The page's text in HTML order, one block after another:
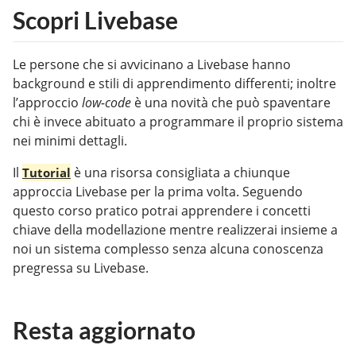
Scopri Livebase
Le persone che si avvicinano a Livebase hanno
background e stili di apprendimento differenti; inoltre
l’approccio low-code è una novità che può spaventare
chi è invece abituato a programmare il proprio sistema
nei minimi dettagli.
Il Tutorial è una risorsa consigliata a chiunque
approccia Livebase per la prima volta. Seguendo
questo corso pratico potrai apprendere i concetti
chiave della modellazione mentre realizzerai insieme a
noi un sistema complesso senza alcuna conoscenza
pregressa su Livebase.
Resta aggiornato